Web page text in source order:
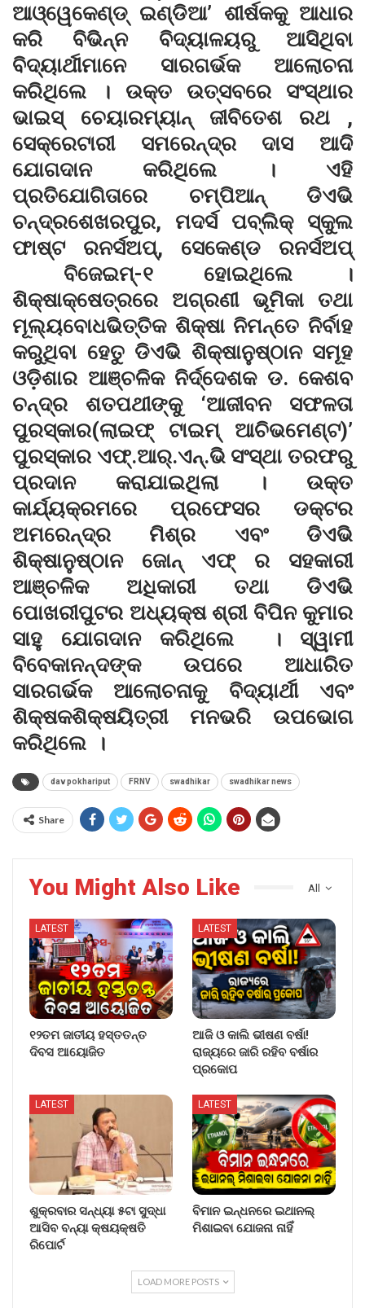
ଆଓ୍ୱେକେଣ୍ଡ୍ ଇଣ୍ଡିଆ’ ଶୀର୍ଷକକୁ ଆଧାର
କରି ବିଭିନ୍ନ ବିଦ୍ୟାଳୟରୁ ଆସିଥିବା
ବିଦ୍ୟାର୍ଥୀମାନେ ସାରଗର୍ଭକ ଆଲୋଚନା
କରିଥିଲେ । ଉକ୍ତ ଉତ୍ସବରେ ସଂସ୍ଥାର
ଭାଇସ୍ ଚେୟାରମ୍ୟାନ୍ ଜୀବିତେଶ ରଥ ,
ସେକ୍ରେଟାରୀ ସମରେନ୍ଦ୍ର ଦାସ ଆଦି
ଯୋଗଦାନ କରିଥିଲେ । ଏହି
ପ୍ରତିଯୋଗିତାରେ ଚମ୍ପିଆନ୍ ଡିଏଭି
ଚନ୍ଦ୍ରଶେଖରପୁର, ମଦର୍ସ ପବ୍ଲିକ୍ ସ୍କୁଲ
ଫାଷ୍ଟ ରନର୍ସଅପ୍, ସେକେଣ୍ଡ ରନର୍ସଅପ୍
ବିଜେଇମ୍-୧ ହୋଇଥିଲେ ।
ଶିକ୍ଷାକ୍ଷେତ୍ରରେ ଅଗ୍ରଣୀ ଭୂମିକା ତଥା
ମୂଲ୍ୟବୋଧଭିତ୍ତିକ ଶିକ୍ଷା ନିମନ୍ତେ ନିର୍ବାହ
କରୁଥିବା ହେତୁ ଡିଏଭି ଶିକ୍ଷାନୁଷ୍ଠାନ ସମୂହ
ଓଡ଼ିଶାର ଆଞ୍ଚଳିକ ନିର୍ଦ୍ଦେଶକ ଡ. କେଶବ
ଚନ୍ଦ୍ର ଶତପଥୀଙ୍କୁ ‘ଆଜୀବନ ସଫଳତା
ପୁରସ୍କାର(ଲାଇଫ୍ ଟାଇମ୍ ଆଚିଭମେଣ୍ଟ)’
ପୁରସ୍କାର ଏଫ୍.ଆର୍.ଏନ୍.ଭି ସଂସ୍ଥା ତରଫରୁ
ପ୍ରଦାନ କରାଯାଇଥିଲା । ଉକ୍ତ
କାର୍ଯ୍ୟକ୍ରମରେ ପ୍ରଫେସର ଡକ୍ଟର
ଅମରେନ୍ଦ୍ର ମିଶ୍ର ଏବଂ ଡିଏଭି
ଶିକ୍ଷାନୁଷ୍ଠାନ ଜୋନ୍ ଏଫ୍ ର ସହକାରୀ
ଆଞ୍ଚଳିକ ଅଧିକାରୀ ତଥା ଡିଏଭି
ପୋଖରୀପୁଟର ଅଧ୍ୟକ୍ଷ ଶ୍ରୀ ବିପିନ କୁମାର
ସାହୁ ଯୋଗଦାନ କରିଥିଲେ । ସ୍ୱାମୀ
ବିବେକାନନ୍ଦଙ୍କ ଉପରେ ଆଧାରିତ
ସାରଗର୍ଭକ ଆଲୋଚନାକୁ ବିଦ୍ୟାର୍ଥୀ ଏବଂ
ଶିକ୍ଷକଶିକ୍ଷୟିତ୍ରୀ ମନଭରି ଉପଭୋଗ
କରିଥିଲେ ।
dav pokhariput FRNV swadhikar swadhikar news
Share
All
You Might Also Like
LATEST
୧୨ତମ ଜାତୀୟ ହସ୍ତତନ୍ତ
ଦିବସ ଆୟୋଜିତ
LATEST
ଆଜି ଓ କାଲି ଭୀଷଣ ବର୍ଷା!
ରାଜ୍ୟରେ ଜାରି ରହିବ ବର୍ଷାର
ପ୍ରକୋପ
LATEST
ଶୁକ୍ରବାର ସନ୍ଧ୍ୟା ୫ଟା ସୁଦ୍ଧା
ଆସିବ ବନ୍ୟା କ୍ଷୟକ୍ଷତି
ରିପୋର୍ଟ
LATEST
ବିମାନ ଇନ୍ଧନରେ ଇଥାନଲ୍
ମିଶାଇବା ଯୋଜନା ନାହିଁ
LOAD MORE POSTS